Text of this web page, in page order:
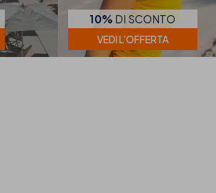
10% DI SCONTO
VEDI L'OFFERTA